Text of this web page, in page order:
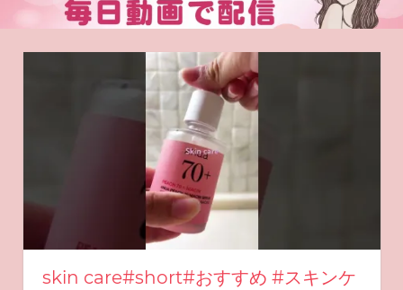
skin care#short#おすすめ #スキンケ